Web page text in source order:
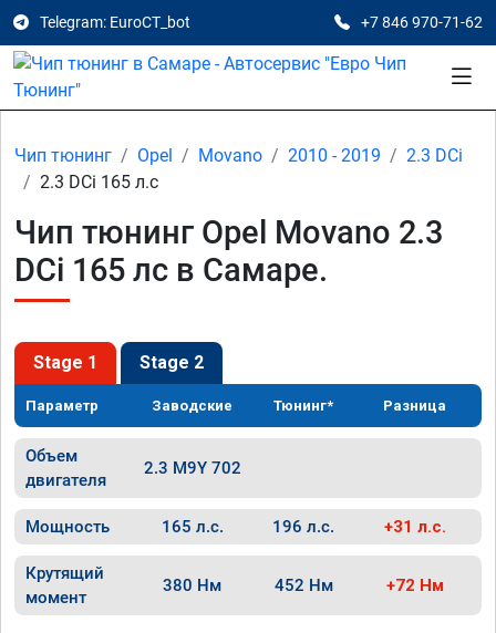
Telegram: EuroCT_bot +7 846 970-71-62
Чип тюнинг Opel Movano 2010 - 2019
2.3 DCi
2.3 DCi 165 л.с
Чип тюнинг Opel Movano 2.3
DCi 165 лс в Самаре.
Stage 1 Stage 2
Параметр Заводские Тюнинг* Разница
Объем
двигателя
2.3 M9Y 702
Мощность 165 л.с. 196 л.с. +31 л.с.
Крутящий
момент
380 Нм 452 Нм +72 Нм